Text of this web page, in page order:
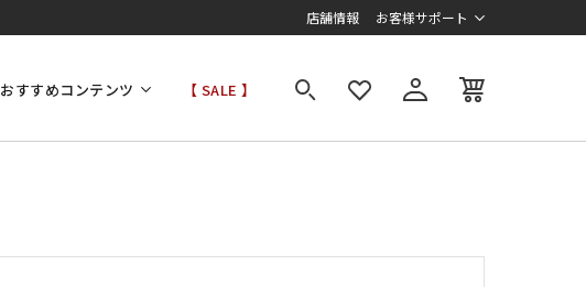
店舗情報 お客様サポート
おすすめコンテンツ 【 SALE 】